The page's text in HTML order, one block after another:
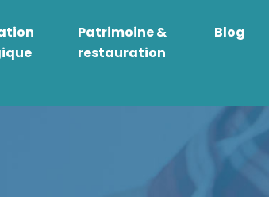
Patrimoine &
restauration
Blog